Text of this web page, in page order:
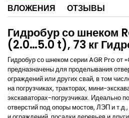
ВЛОЖЕНИЯ
ОТЗЫВЫ
Гидробур со шнеком
(2.0…5.0 t), 73 кг
Гидробур со шнеком серии AGR Pro
предназначены для проделывания
ограждений или других свай, в том
на погрузчиках, тракторах, мини-
экскаваторах-погрузчиках. Идеально
отверстий под опоры мостов, ЛЭП и